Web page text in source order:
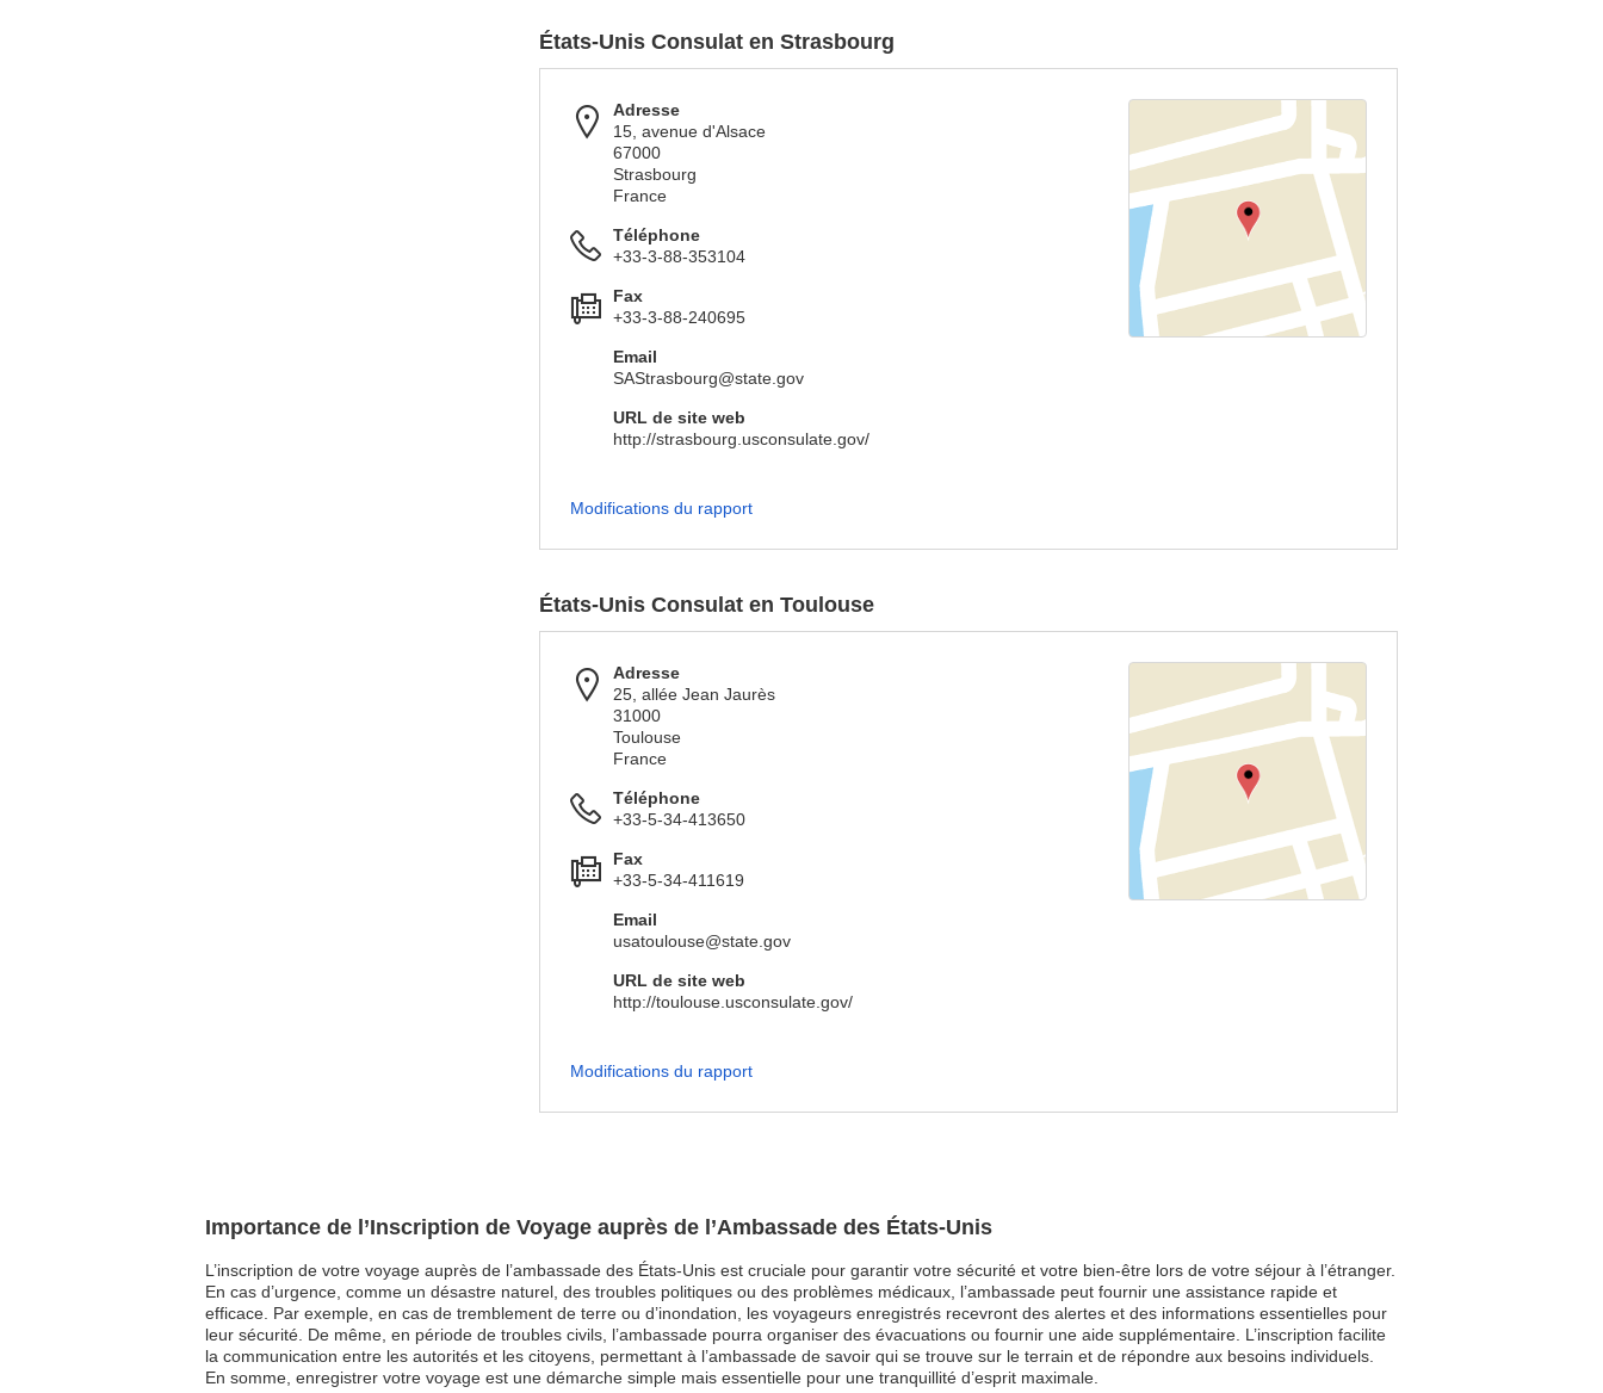
Importance de l’Inscription de Voyage auprès de l’Ambassade des États-Unis
L’inscription de votre voyage auprès de l’ambassade des États-Unis est cruciale pour garantir votre sécurité et votre bien-être lors de votre séjour à l’étranger.
En cas d’urgence, comme un désastre naturel, des troubles politiques ou des problèmes médicaux, l’ambassade peut fournir une assistance rapide et
efficace. Par exemple, en cas de tremblement de terre ou d’inondation, les voyageurs enregistrés recevront des alertes et des informations essentielles pour
leur sécurité. De même, en période de troubles civils, l’ambassade pourra organiser des évacuations ou fournir une aide supplémentaire. L’inscription facilite
la communication entre les autorités et les citoyens, permettant à l’ambassade de savoir qui se trouve sur le terrain et de répondre aux besoins individuels.
En somme, enregistrer votre voyage est une démarche simple mais essentielle pour une tranquillité d’esprit maximale.
États-Unis Consulat en Strasbourg
Adresse
15, avenue d'Alsace
67000
Strasbourg
France
Téléphone
+33-3-88-353104
Fax
+33-3-88-240695
Email
SAStrasbourg@state.gov
URL de site web
http://strasbourg.usconsulate.gov/
Modifications du rapport
États-Unis Consulat en Toulouse
Adresse
25, allée Jean Jaurès
31000
Toulouse
France
Téléphone
+33-5-34-413650
Fax
+33-5-34-411619
Email
usatoulouse@state.gov
URL de site web
http://toulouse.usconsulate.gov/
Modifications du rapport